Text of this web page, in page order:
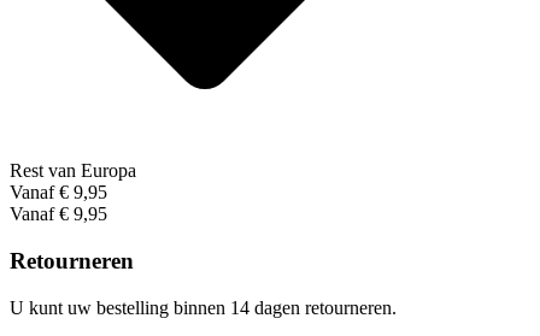
Rest van Europa
Vanaf € 9,95
Vanaf € 9,95
Retourneren
U kunt uw bestelling binnen 14 dagen retourneren.